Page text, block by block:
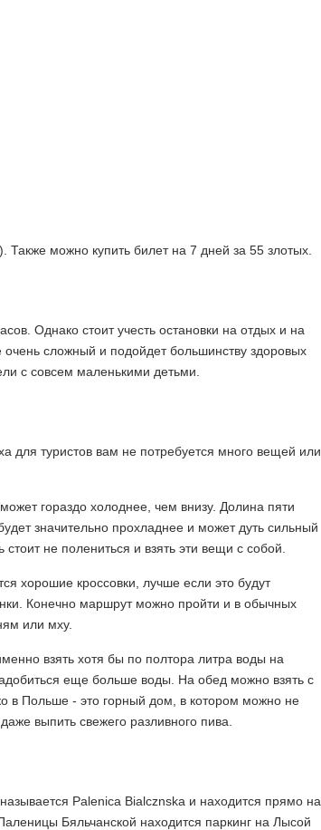
можно купить билет на 7 дней за 55 злотых.
Однако стоит учесть остановки на отдых и на
сложный и подойдет большинству здоровых
с совсем маленькими детьми.
для туристов вам не потребуется много вещей или
гораздо холоднее, чем внизу. Долина пяти
значительно прохладнее и может дуть сильный
не полениться и взять эти вещи с собой.
хорошие кроссовки, лучше если это будут
Конечно маршрут можно пройти и в обычных
или мху.
взять хотя бы по полтора литра воды на
еще больше воды. На обед можно взять с
в Польше - это горный дом, в котором можно не
выпить свежего разливного пива.
Palenica Bialcznska и находится прямо на
Бяльчанской находится паркинг на Лысой